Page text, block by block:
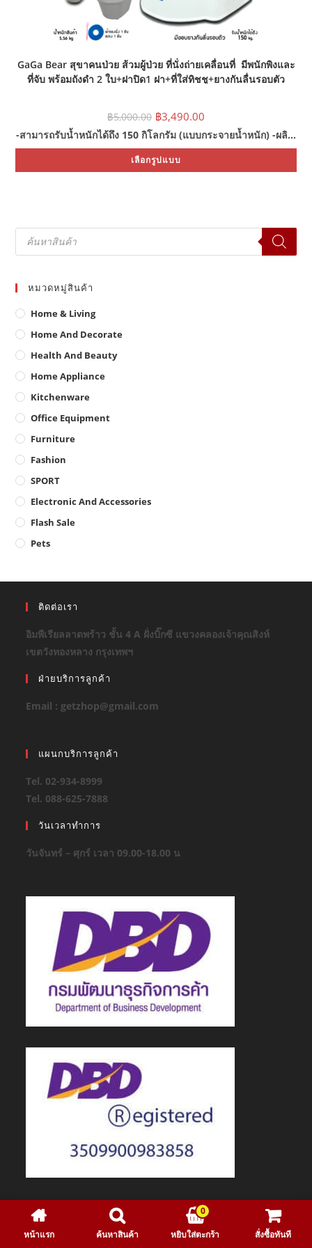
GaGa Bear สุขาคนป่วย ส้วมผู้ป่วย ที่นั่งถ่ายเคลื่อนที่ มีพนักพิงและ
ที่จับ พร้อมถังดำ 2 ใบ+ฝาปิด1 ฝา+ที่ใส่ทิชชู+ยางกันลื่นรอบตัว
฿5,000.00 Original
price
was:
฿5,000.00.
฿3,490.00
is:
฿3,490.00.
-สามารถรับน้ำหนักได้ถึง 150 กิโลกรัม (แบบกระจายน้ำหนัก) -ผลิ…
เลือกรูปแบบ
has
be
the
Products
search
หมวดหมู่สินค้า
Home & Living
Home And Decorate
Health And Beauty
Home Appliance
Kitchenware
Office Equipment
Furniture
Fashion
SPORT
Electronic And Accessories
Flash Sale
Pets
ติดต่อเรา
อิมพีเรียลลาดพร้าว ชั้น 4 A ฝั่งบิ๊กซี แขวงคลองเจ้าคุณสิงห์
เขตวังทองหลาง กรุงเทพฯ
ฝ่ายบริการลูกค้า
Email : getzhop@gmail.com
แผนกบริการลูกค้า
Tel. 02-934-8999
Tel. 088-625-7888
วันเวลาทำการ
วันจันทร์ – ศุกร์ เวลา 09.00-18.00 น
© 2020 GetZhop Group Co.,Ltd. All Rights Reserved.
หน้าแรก ค้นหาสินค้า
0
หยิบใส่ตะกร้า
สั่งซื้อทันที